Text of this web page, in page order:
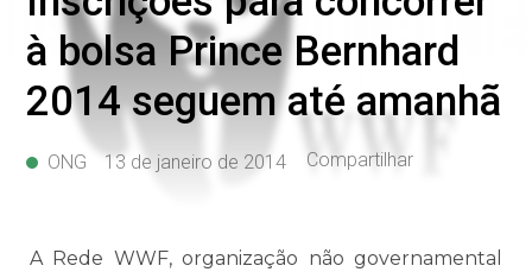
à bolsa Prince Bernhard
2014 seguem até amanhã
ONG 13 de janeiro de 2014 Compartilhar
A Rede WWF, organização não governamental